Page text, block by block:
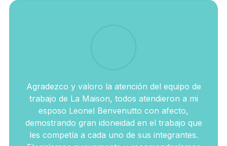
Agradezco y valoro la atención del equipo de
trabajo de La Maison, todos atendieron a mi
esposo Leonel Benvenutto con afecto,
demostrando gran idoneidad en el trabajo que
les competía a cada uno de sus integrantes.